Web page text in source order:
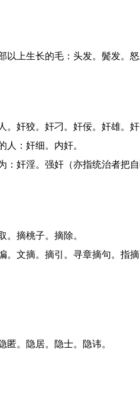
部以上生长的毛：头发。鬓发。怒
人。奸狡。奸刁。奸佞。奸雄。
人：奸细。内奸。
为：奸淫。强奸（亦指统治者把
。摘桃子。摘除。
编。文摘。摘引。寻章摘句。指
匿。隐居。隐士。隐讳。